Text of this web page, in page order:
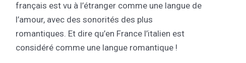
français est vu à l’étranger comme une langue de
l’amour, avec des sonorités des plus
romantiques. Et dire qu’en France l’italien est
considéré comme une langue romantique !